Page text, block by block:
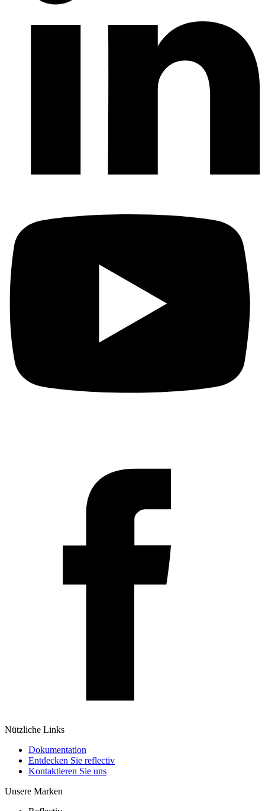
Nützliche Links
Dokumentation
Entdecken Sie reflectiv
Kontaktieren Sie uns
Unsere Marken